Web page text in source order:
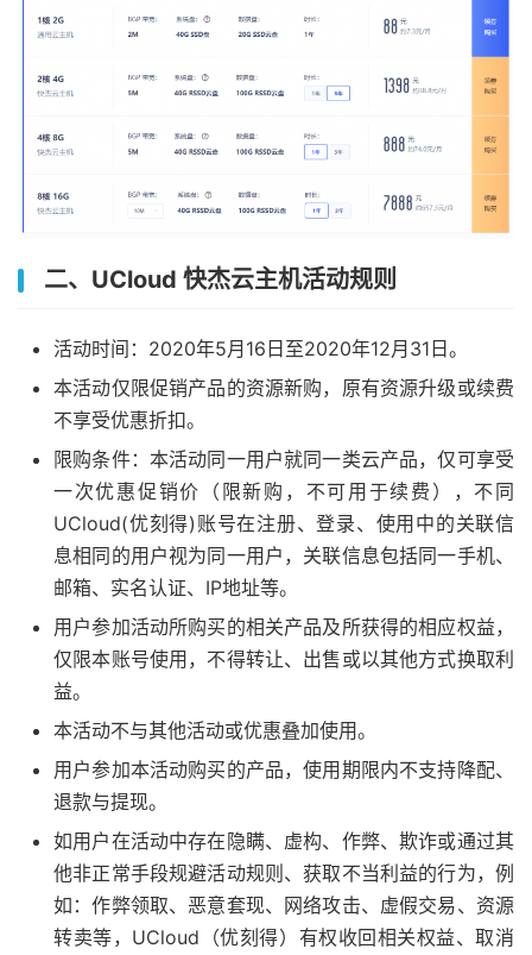
二、UCloud 快杰云主机活动规则
活动时间：2020年5月16日至2020年12月31日。
本活动仅限促销产品的资源新购，原有资源升级或续费
不享受优惠折扣。
限购条件：本活动同一用户就同一类云产品，仅可享受
一次优惠促销价（限新购，不可用于续费），不同
UCloud(优刻得)账号在注册、登录、使用中的关联信
息相同的用户视为同一用户，关联信息包括同一手机、
邮箱、实名认证、IP地址等。
用户参加活动所购买的相关产品及所获得的相应权益，
仅限本账号使用，不得转让、出售或以其他方式换取利
益。
本活动不与其他活动或优惠叠加使用。
用户参加本活动购买的产品，使用期限内不支持降配、
退款与提现。
如用户在活动中存在隐瞒、虚构、作弊、欺诈或通过其
他非正常手段规避活动规则、获取不当利益的行为，例
如：作弊领取、恶意套现、网络攻击、虚假交易、资源
转卖等，UCloud（优刻得）有权收回相关权益、取消